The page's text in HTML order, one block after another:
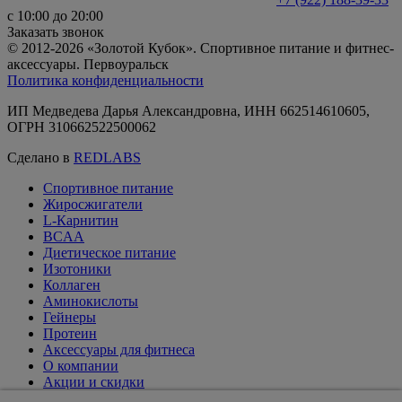
с 10:00 до 20:00
Заказать звонок
© 2012-2026 «Золотой Кубок». Спортивное питание и фитнес-
аксессуары. Первоуральск
Политика конфиденциальности
ИП Медведева Дарья Александровна, ИНН 662514610605,
ОГРН 310662522500062
Сделано в REDLABS
Спортивное питание
Жиросжигатели
L-Карнитин
BCAA
Диетическое питание
Изотоники
Коллаген
Аминокислоты
Гейнеры
Протеин
Аксессуары для фитнеса
О компании
Акции и скидки